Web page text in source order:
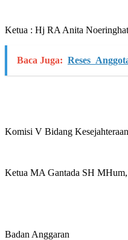
Ketua : Hj RA Anita
Baca Juga: Reses
Komisi V Bidang
Ketua MA Gantada SH
Badan Anggaran